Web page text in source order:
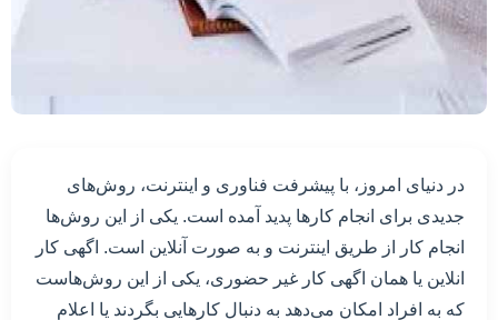
در دنیای امروز، با پیشرفت فناوری و اینترنت، روش‌های
جدیدی برای انجام کارها پدید آمده است. یکی از این روش‌ها
انجام کار از طریق اینترنت و به صورت آنلاین است. اگهی کار
انلاین یا همان اگهی کار غیر حضوری، یکی از این روش‌هاست
که به افراد امکان می‌دهد به دنبال کارهایی بگردند یا اعلام